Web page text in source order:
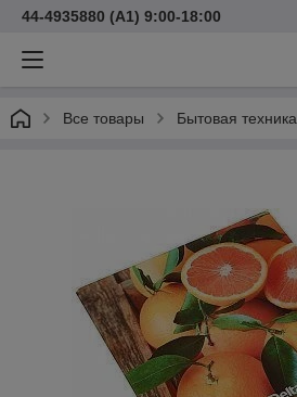
44-4935880 (A1) 9:00-18:00
Все товары Бытовая техника